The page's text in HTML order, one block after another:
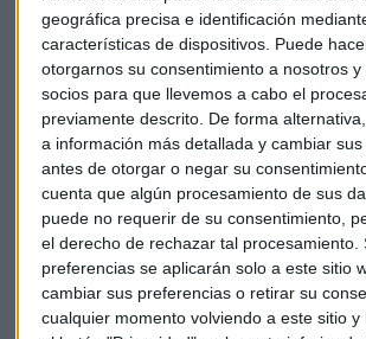
geográfica precisa e identificación
características de dispositivos. Puede
otorgarnos su consentimiento a nosotros
socios para que llevemos a cabo el
previamente descrito. De forma
a información más detallada y cambiar
antes de otorgar o negar su
cuenta que algún procesamiento de sus
puede no requerir de su consentimiento,
el derecho de rechazar tal procesamiento.
preferencias se aplicarán solo a este sitio
cambiar sus preferencias o retirar su
cualquier momento volviendo a este sitio y
Estados Unidos Hillary Clinton
Suscríbete a nuestros
Te enviaremos las noticias más